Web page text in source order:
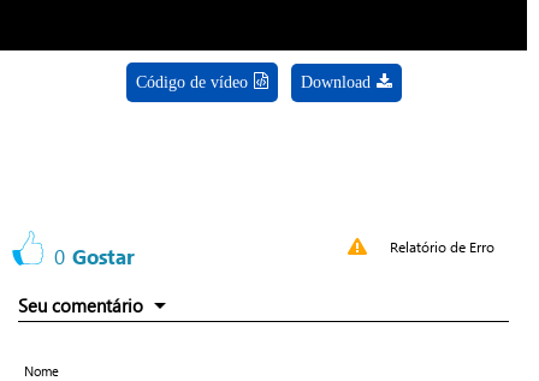
Código de vídeo Download
0 Gostar Relatório de Erro
Seu comentário
Nome